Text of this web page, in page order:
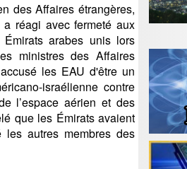
des Affaires étrangères,
réagi avec fermeté aux
Émirats arabes unis lors
ministres des Affaires
les EAU d'être un
israélienne contre
l’espace aérien et des
que les Émirats avaient
les autres membres des